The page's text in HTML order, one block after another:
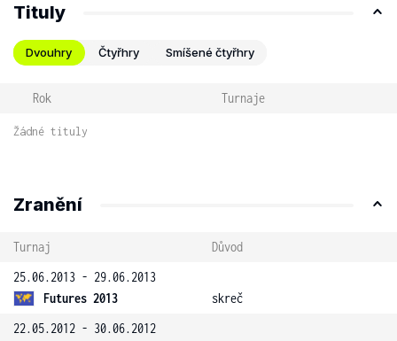
Tituly
Dvouhry Čtyřhry Smíšené čtyřhry
Rok Turnaje
Žádné tituly
Zranění
Turnaj
Důvod
25.06.2013 - 29.06.2013
Futures 2013
skreč
22.05.2012 - 30.06.2012